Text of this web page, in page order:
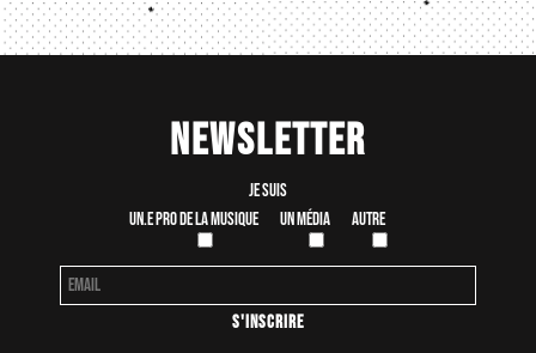
Newsletter
Je suis
Un.e pro de la musique
Un média Autre